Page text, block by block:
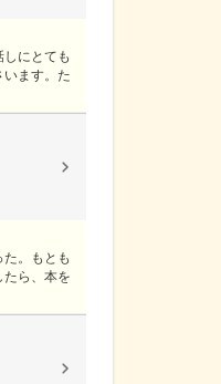
にとても
ます。た
。もとも
たら、本を